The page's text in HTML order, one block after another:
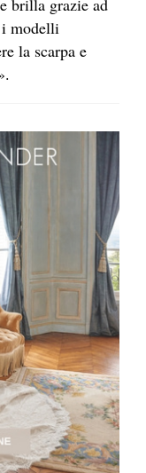
modelli
la scarpa e